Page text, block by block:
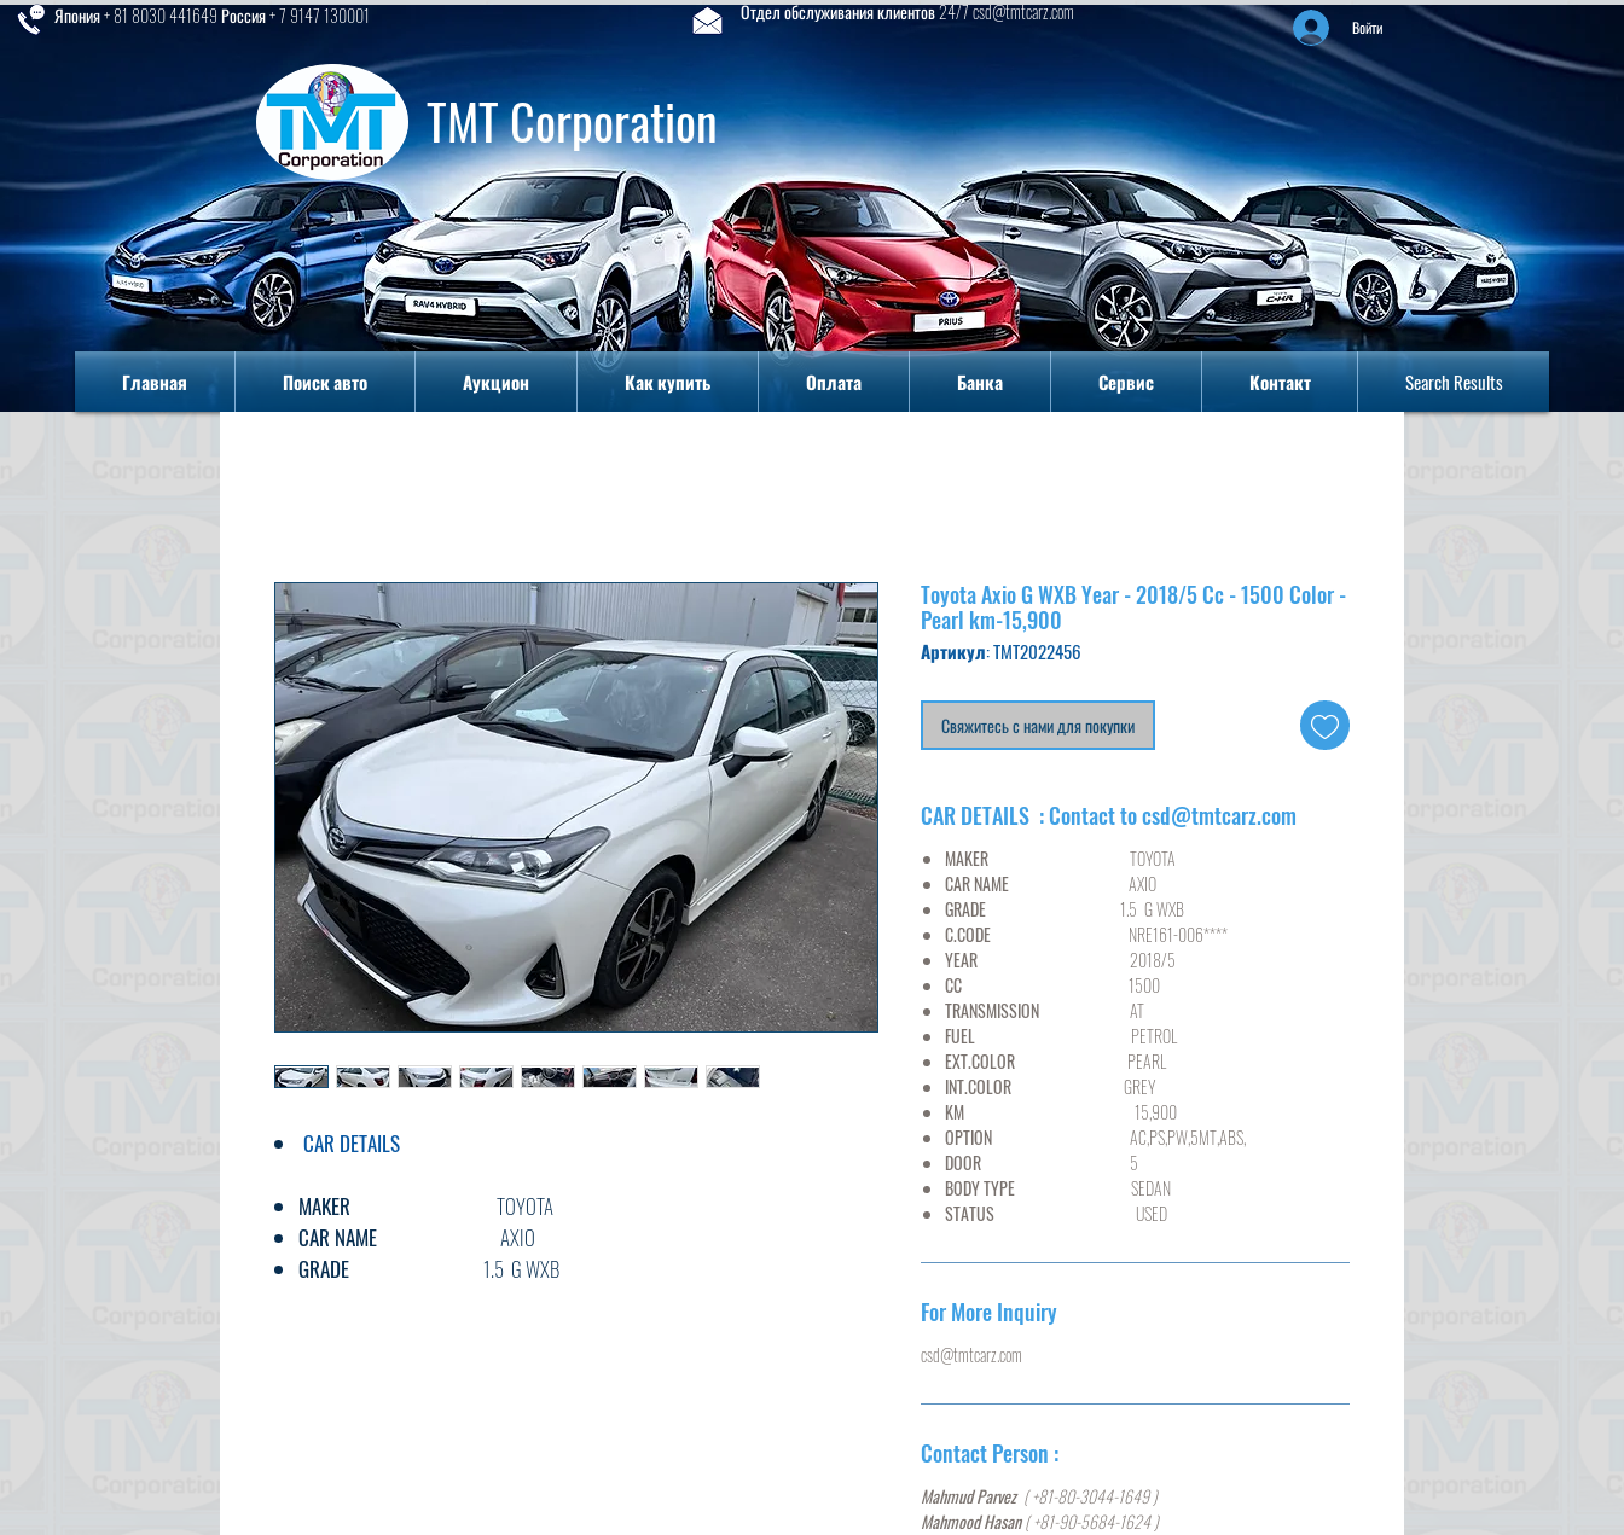
TMT Corporation
Главная Поиск авто Аукцион Как купить Оплата Банка Сервис Контакт Search Results
Япония + 81 8030 441649 Россия + 7 9147 130001 Отдел обслуживания клиентов 24/7 csd@tmtcarz.com
Войти
CAR DETAILS
MAKER
TOYOTA
CAR NAME
AXIO
GRADE 1.5 G WXB
Toyota Axio G WXB Year - 2018/5 Cc - 1500 Color -
Pearl km-15,900
Артикул: TMT2022456
Свяжитесь с нами для покупки
CAR DETAILS : Contact to csd@tmtcarz.com
MAKER
TOYOTA
CAR NAME
AXIO
GRADE 1.5 G WXB
C.CODE
NRE161-006****
YEAR
2018/5
CC
1500
TRANSMISSION AT
FUEL PETROL
EXT.COLOR
PEARL
INT.COLOR
GREY
KM
15,900
OPTION
AC,PS,PW,5MT,ABS,
DOOR
5
BODY TYPE
SEDAN
STATUS
USED
For More Inquiry
csd@tmtcarz.com
Contact Person :
Mahmud Parvez ( +81-80-3044-1649 )
Mahmood Hasan( +81-90-5684-1624 )
Главная Поиск авто Аукцион Как купить Оплата Банка Сервис Контакт Search Results